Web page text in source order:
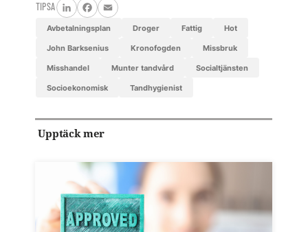
TIPSA
LinkedInFacebook
Email
avbetalningsplan droger fattig hot
John Barksenius kronofogden missbruk
misshandel Munter tandvård socialtjänsten
socioekonomisk tandhygienist
Upptäck mer